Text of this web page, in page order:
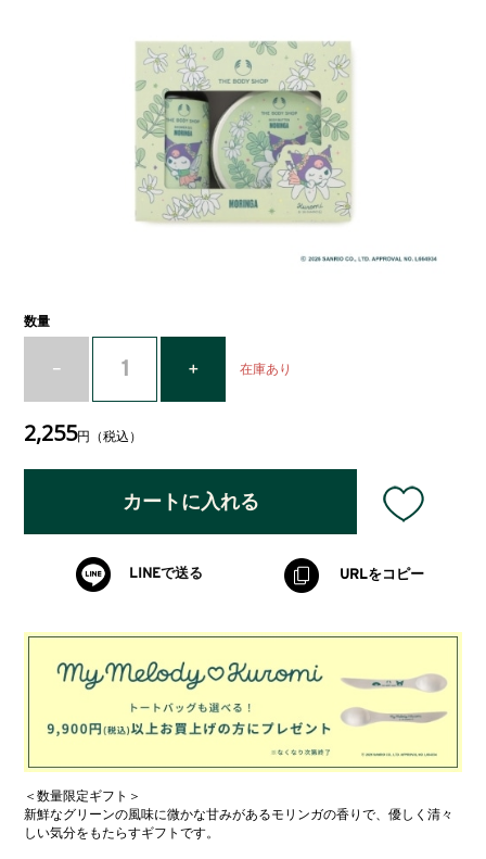
数量
在庫あり
2,255円（税込）
カートに入れる
LINEで送る URLをコピー
＜数量限定ギフト＞
新鮮なグリーンの風味に微かな甘みがあるモリンガの香りで、優しく清々
しい気分をもたらすギフトです。